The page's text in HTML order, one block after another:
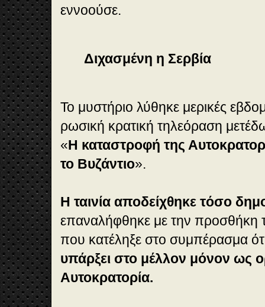
εννοούσε.
Διχασμένη η Σερβία
Το μυστήριο λύθηκε μερικές
ρωσική κρατική τηλεόραση
«H καταστροφή της
το Βυζάντιο».
H ταινία αποδείχθηκε τόσο
επαναλήφθηκε με την προσθήκη
που κατέληξε στο συμπέρασμα
υπάρξει στο μέλλον μόνον ως
Αυτοκρατορία.